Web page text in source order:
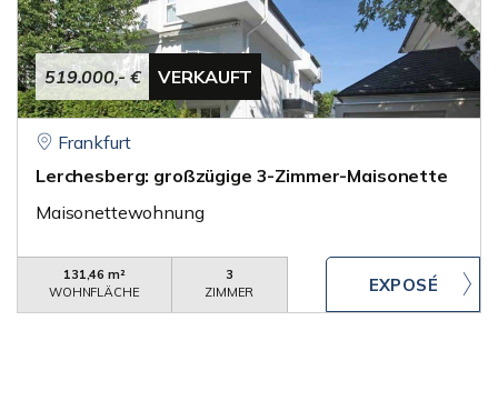
519.000,- € VERKAUFT
Frankfurt
Lerchesberg: großzügige 3-Zimmer-Maisonette
Maisonettewohnung
131,46 m²
WOHNFLÄCHE
3
ZIMMER